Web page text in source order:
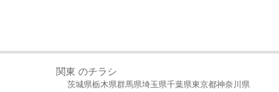
関東 のチラシ
茨城県栃木県群馬県埼玉県千葉県東京都神奈川県